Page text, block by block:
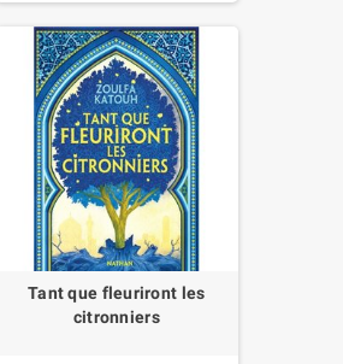
Tant que fleuriront les
citronniers